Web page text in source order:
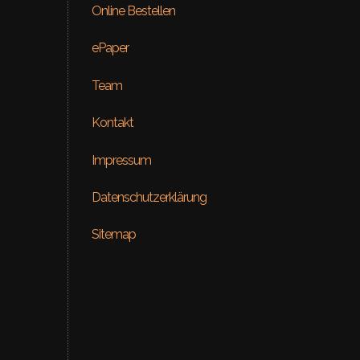
– Venus
Online Bestellen
ePaper
Team
Kontakt
Impressum
Datenschutzerklärung
Sitemap